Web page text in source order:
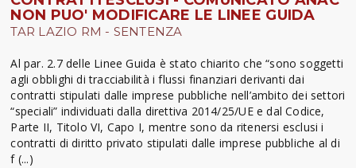
NON PUO' MODIFICARE LE LINEE GUIDA
TAR LAZIO RM - SENTENZA
Al par. 2.7 delle Linee Guida è stato chiarito che “sono soggetti
agli obblighi di tracciabilità i flussi finanziari derivanti dai
contratti stipulati dalle imprese pubbliche nell’ambito dei settori
“speciali” individuati dalla direttiva 2014/25/UE e dal Codice,
Parte II, Titolo VI, Capo I, mentre sono da ritenersi esclusi i
contratti di diritto privato stipulati dalle imprese pubbliche al di
f (...)